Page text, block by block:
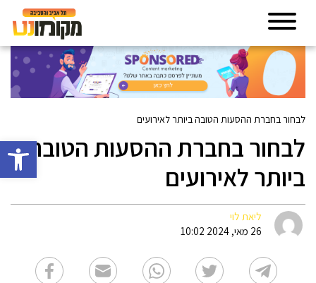
פתח
לבחור בחברת ההסעות הטובה ביותר לאירועים
לבחור בחברת ההסעות הטובה
ביותר לאירועים
ליאת לוי
26 מאי, 2024 10:02